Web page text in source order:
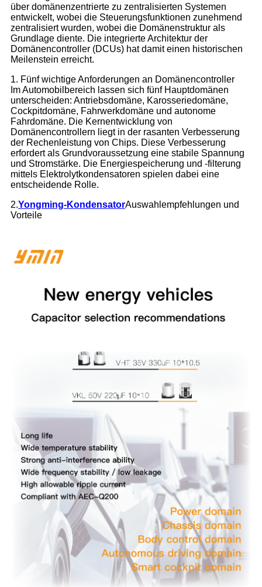
über domänenzentrierte zu zentralisierten Systemen
entwickelt, wobei die Steuerungsfunktionen zunehmend
zentralisiert wurden, wobei die Domänenstruktur als
Grundlage diente. Die integrierte Architektur der
Domänencontroller (DCUs) hat damit einen historischen
Meilenstein erreicht.
1. Fünf wichtige Anforderungen an Domänencontroller
Im Automobilbereich lassen sich fünf Hauptdomänen
unterscheiden: Antriebsdomäne, Karosseriedomäne,
Cockpitdomäne, Fahrwerkdomäne und autonome
Fahrdomäne. Die Kernentwicklung von
Domänencontrollern liegt in der rasanten Verbesserung
der Rechenleistung von Chips. Diese Verbesserung
erfordert als Grundvoraussetzung eine stabile Spannung
und Stromstärke. Die Energiespeicherung und -filterung
mittels Elektrolytkondensatoren spielen dabei eine
entscheidende Rolle.
2.Yongming-KondensatorAuswahlempfehlungen und
Vorteile